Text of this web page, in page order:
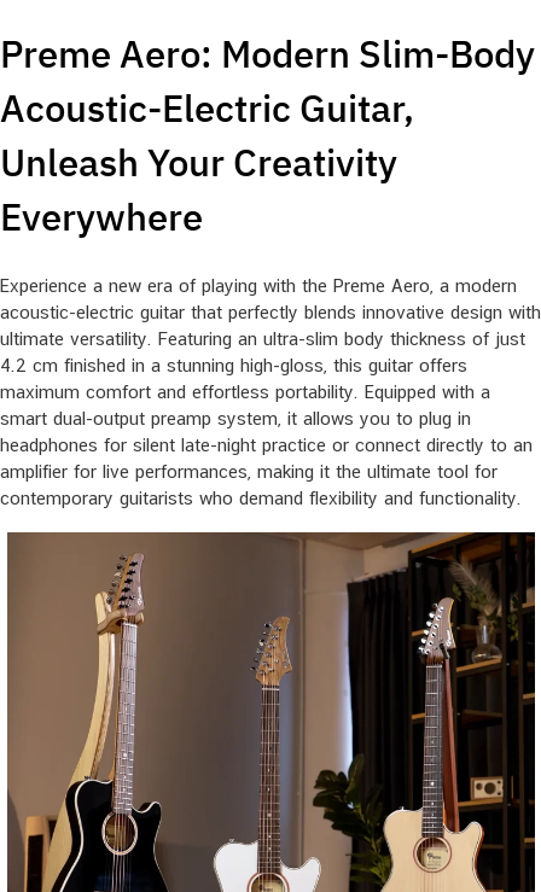
Preme Aero: Modern Slim-Body
Acoustic-Electric Guitar,
Unleash Your Creativity
Everywhere
Experience a new era of playing with the Preme Aero, a modern
acoustic-electric guitar that perfectly blends innovative design with
ultimate versatility. Featuring an ultra-slim body thickness of just
4.2 cm finished in a stunning high-gloss, this guitar offers
maximum comfort and effortless portability. Equipped with a
smart dual-output preamp system, it allows you to plug in
headphones for silent late-night practice or connect directly to an
amplifier for live performances, making it the ultimate tool for
contemporary guitarists who demand flexibility and functionality.